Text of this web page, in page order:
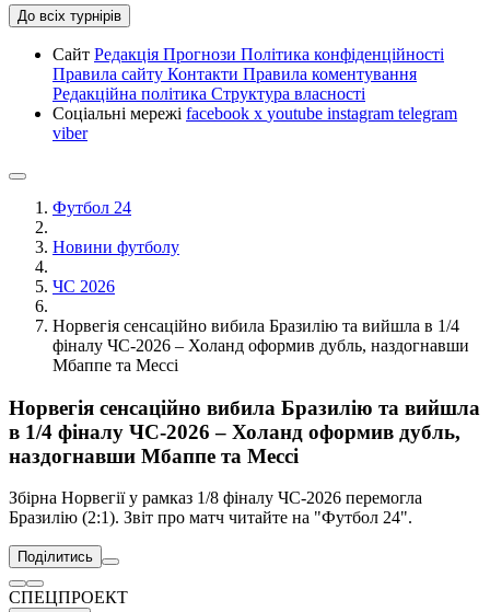
До всіх турнірів
Сайт Редакція Прогнози Політика конфіденційності
Правила сайту Контакти Правила коментування
Редакційна політика Структура власності
Соціальні мережі facebook x youtube instagram telegram
viber
Футбол 24
Новини футболу
ЧС 2026
Норвегія сенсаційно вибила Бразилію та вийшла в 1/4
фіналу ЧС-2026 – Холанд оформив дубль, наздогнавши
Мбаппе та Мессі
Норвегія сенсаційно вибила Бразилію та вийшла
в 1/4 фіналу ЧС-2026 – Холанд оформив дубль,
наздогнавши Мбаппе та Мессі
Збірна Норвегії у рамказ 1/8 фіналу ЧС-2026 перемогла
Бразилію (2:1). Звіт про матч читайте на "Футбол 24".
Поділитись
СПЕЦПРОЕКТ